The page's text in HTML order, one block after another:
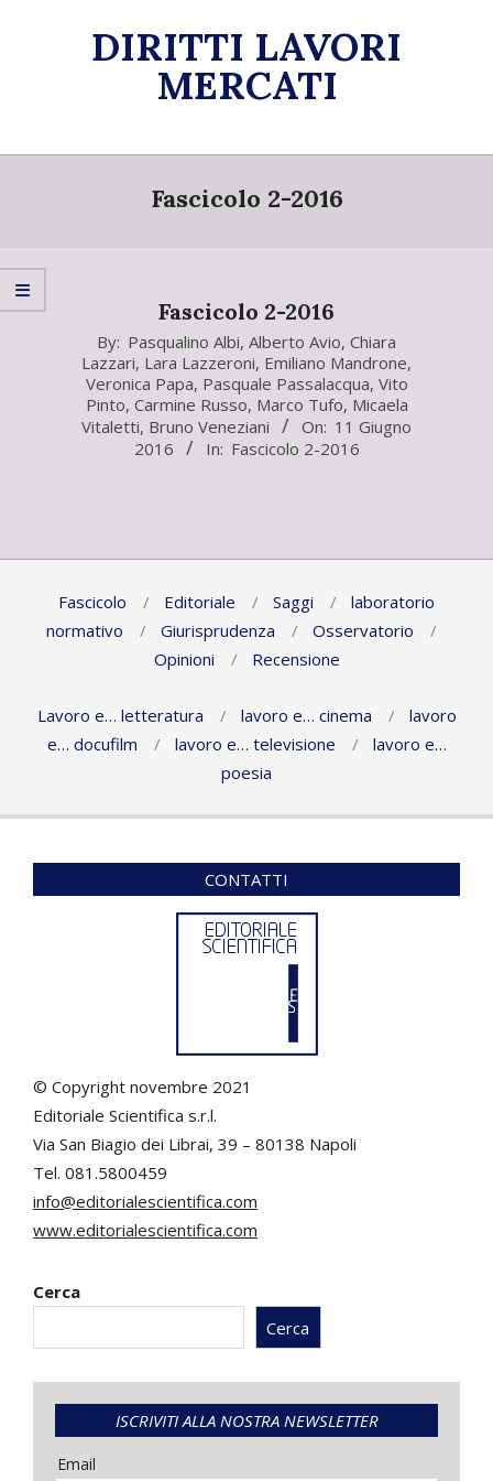
DIRITTI LAVORI
MERCATI
Primary
Fascicolo 2-2016
Fascicolo 2-2016
2016-
06-
By: Pasqualino Albi, Alberto Avio, Chiara
Lazzari, Lara Lazzeroni, Emiliano Mandrone,
Veronica Papa, Pasquale Passalacqua, Vito
Pinto, Carmine Russo, Marco Tufo, Micaela
Vitaletti, Bruno Veneziani On: 11 Giugno
2016
In: Fascicolo 2-2016
Fascicolo Editoriale Saggi
laboratorio
normativo
Giurisprudenza
Osservatorio
Opinioni
Recensione
Lavoro e… letteratura lavoro e… cinema
lavoro
e… docufilm
lavoro e… televisione
lavoro e…
poesia
CONTATTI
© Copyright novembre 2021
Editoriale Scientifica s.r.l.
Via San Biagio dei Librai, 39 – 80138 Napoli
Tel. 081.5800459
info@editorialescientifica.com
www.editorialescientifica.com
Cerca
Cerca
ISCRIVITI ALLA NOSTRA NEWSLETTER
Email